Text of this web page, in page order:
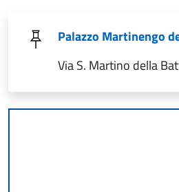
Palazzo Martinengo
Via S. Martino della